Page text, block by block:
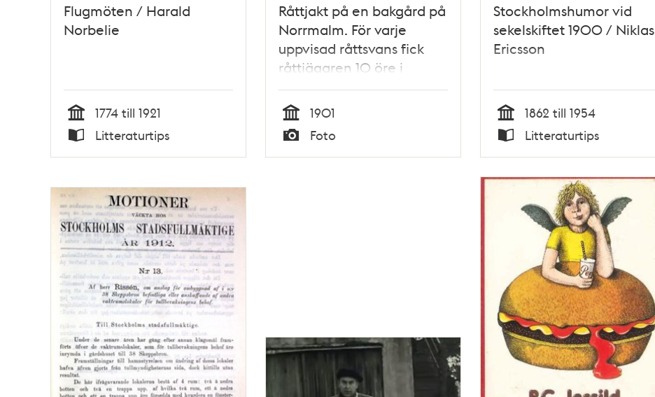
Flugmöten / Harald
Norbelie
Tid
1774 till 1921
Typ
Litteraturtips
Råttjakt på en bakgård på
Norrmalm. För varje
uppvisad råttsvans fick
råttjägaren 10 öre i
början av 1900-talet
Tid
1901
Typ
Foto
Stockholmshumor vid
sekelskiftet 1900 / Niklas
Ericsson
Tid
1862 till 1954
Typ
Litteraturtips